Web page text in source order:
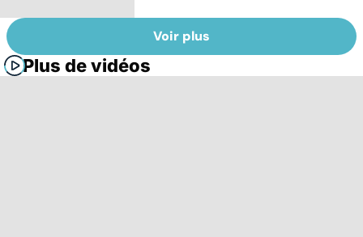
Voir plus
Plus de vidéos